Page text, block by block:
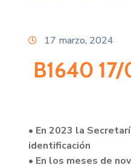
17 marzo, 2024
B1640 17/
• En 2023 la
identificación
• En los meses de